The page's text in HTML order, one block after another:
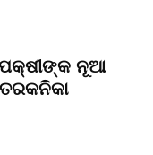
ପକ୍ଷୀଙ୍କ ନୂଆ